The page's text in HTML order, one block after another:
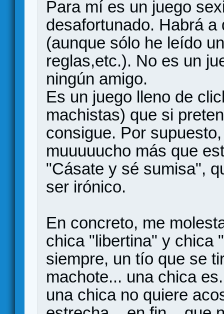
Para mí es un juego
desafortunado. Habrá
(aunque sólo he leído
reglas,etc.). No es un
ningún amigo.
Es un juego lleno de
machistas) que si
consigue. Por
muuuuucho más que
"Cásate y sé sumisa",
ser irónico.
En concreto, me
chica "libertina" y chica
siempre, un tío que se
machote... una chica
una chica no quiere